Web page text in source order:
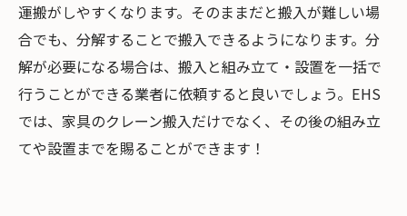
運搬がしやすくなります。そのままだと搬入が難しい場
合でも、分解することで搬入できるようになります。分
解が必要になる場合は、搬入と組み立て・設置を一括で
行うことができる業者に依頼すると良いでしょう。EHS
では、家具のクレーン搬入だけでなく、その後の組み立
てや設置までを賜ることができます！